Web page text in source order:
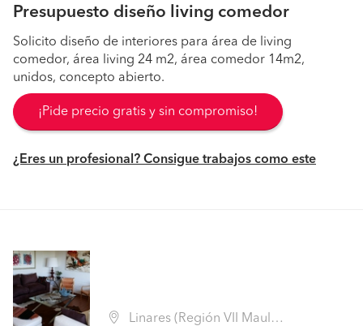
Presupuesto diseño living comedor
Solicito diseño de interiores para área de living
comedor, área living 24 m2, área comedor 14m2,
unidos, concepto abierto.
¡Pide precio gratis y sin compromiso!
¿Eres un profesional? Consigue trabajos como este
Linares (Región VII Maule - Linares)